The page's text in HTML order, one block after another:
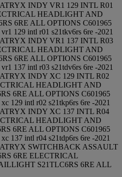
INDY VR1 129 INTL R01
HEADLIGHT AND
6RE ALL OPTIONS C601965
129 intl r01 s21tkv6rs 6re -2021
INDY VR1 137 INTL R03
HEADLIGHT AND
6RE ALL OPTIONS C601965
137 intl r03 s21tdv6rs 6re -2021
INDY XC 129 INTL R02
HEADLIGHT AND
6RE ALL OPTIONS C601965
129 intl r02 s21tkp6rs 6re -2021
INDY XC 137 INTL R04
HEADLIGHT AND
6RE ALL OPTIONS C601965
137 intl r04 s21tdp6rs 6re -2021
SWITCHBACK ASSAULT
6RE ELECTRICAL
S21TLC6RS 6RE ALL